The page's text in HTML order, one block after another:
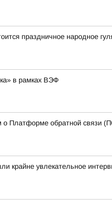
праздничное народное
в рамках ВЭФ
о Платформе обратной
крайне увлекательное